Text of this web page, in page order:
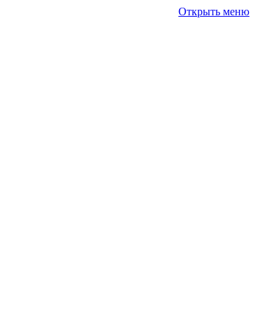
Открыть меню